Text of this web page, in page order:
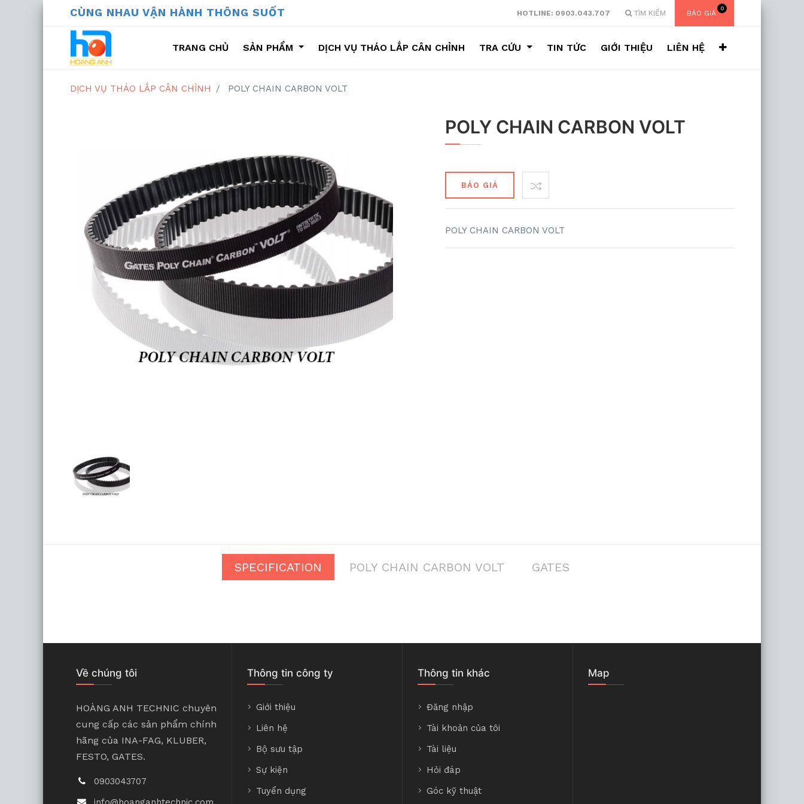
CÙNG NHAU VẬN HÀNH THÔNG SUỐT HOTLINE: 0903.043.707 TÌM KIẾM BÁO GIÁ
0
TRANG CHỦ SẢN PHẨM DỊCH VỤ THÁO LẮP CÂN CHỈNH TRA CỨU TIN TỨC GIỚI THIỆU LIÊN HỆ
DỊCH VỤ THÁO LẮP CÂN CHỈNH POLY CHAIN CARBON VOLT
POLY CHAIN CARBON VOLT
BÁO GIÁ
POLY CHAIN CARBON VOLT
SPECIFICATION POLY CHAIN CARBON VOLT GATES
Về chúng tôi
HOÀNG ANH TECHNIC chuyên
cung cấp các sản phẩm chính
hãng của INA-FAG, KLUBER,
FESTO, GATES.
0903043707
Thông tin công ty
Giới thiệu
Liên hệ
Bộ sưu tập
Sự kiện
Tuyển dụng
Thông tin khác
Đăng nhập
Tài khoản của tôi
Tài liệu
Hỏi đáp
Góc kỹ thuật
Map